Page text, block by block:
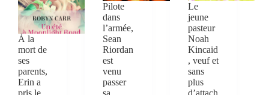
À la
mort de
ses
parents,
Erin a
pris le
Pilote
dans
l’armée,
Sean
Riordan
est
venu
passer
sa
Le
jeune
pasteur
Noah
Kincaid
, veuf et
sans
plus
d’attach